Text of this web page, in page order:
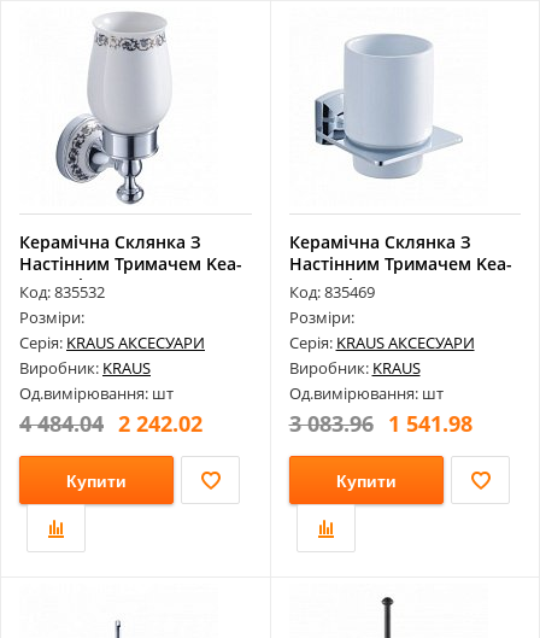
Керамічна Склянка З
Настінним Тримачем Kea-
16504Ch
Код: 835532
Розміри:
Серія: KRAUS АКСЕСУАРИ
Виробник: KRAUS
Од.вимірювання: шт
4 484.04 2 242.02
Купити
Керамічна Склянка З
Настінним Тримачем Kea-
13304Ch
Код: 835469
Розміри:
Серія: KRAUS АКСЕСУАРИ
Виробник: KRAUS
Од.вимірювання: шт
3 083.96 1 541.98
Купити